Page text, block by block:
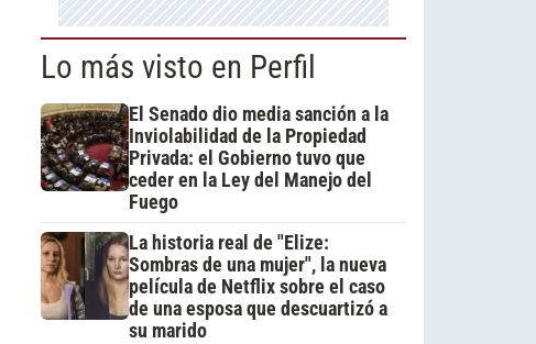
Lo más visto en Perfil
El Senado dio media sanción a la
Inviolabilidad de la Propiedad
Privada: el Gobierno tuvo que
ceder en la Ley del Manejo del
Fuego
La historia real de "Elize:
Sombras de una mujer", la nueva
película de Netflix sobre el caso
de una esposa que descuartizó a
su marido